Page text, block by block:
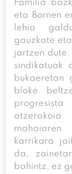
Familia
eta Bornen
lehia
gauzkate
jartzen
sindikatuak
bukaeretan
bloke
karrikara
da,
bahintz, ez